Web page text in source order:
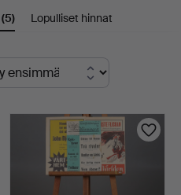
(5) Lopulliset hinnat